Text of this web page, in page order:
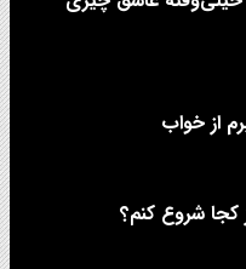
از خواب
کجا شروع کنم؟